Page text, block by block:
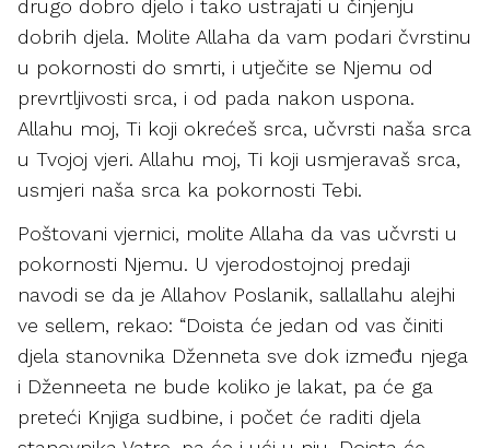
drugo dobro djelo i tako ustrajati u činjenju
dobrih djela. Molite Allaha da vam podari čvrstinu
u pokornosti do smrti, i utječite se Njemu od
prevrtljivosti srca, i od pada nakon uspona.
Allahu moj, Ti koji okrećeš srca, učvrsti naša srca
u Tvojoj vjeri. Allahu moj, Ti koji usmjeravaš srca,
usmjeri naša srca ka pokornosti Tebi.
Poštovani vjernici, molite Allaha da vas učvrsti u
pokornosti Njemu. U vjerodostojnoj predaji
navodi se da je Allahov Poslanik, sallallahu alejhi
ve sellem, rekao: “Doista će jedan od vas činiti
djela stanovnika Dženneta sve dok između njega
i Dženneeta ne bude koliko je lakat, pa će ga
preteći Knjiga sudbine, i počet će raditi djela